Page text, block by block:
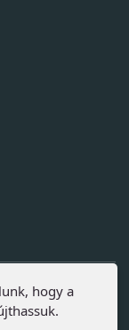
hogy a